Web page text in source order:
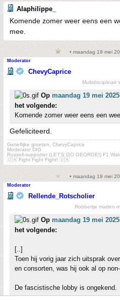
Alaphilippe_
Komende zomer weer eens een
mee.
• maandag 19 mei
Moderator
ChevyCaprice
Multidisciplinair
Op maandag 19 mei
het volgende:
Komende zomer weer eens een
Gefeliciteerd.
Gerieflijke groeten, ChevyCaprice
Moderator DIG
Russell-supporter (LET'S GO GEORGE!) F1
🇺🇦 Fight Fight Fight! 🇺🇦
• maandag 19 mei
Moderator
Rellende_Rotscholier
Robbertje matten
Op maandag 19 mei
het volgende:
[..]
Toen hij vorig jaar zich uitsprak
en consorten, was hij ook al op
De fascistische lobby is ongekend.